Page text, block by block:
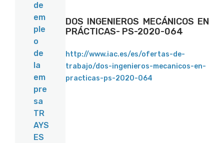
de
em
ple
o
de
la
em
pre
sa
TR
AYS
ES
DOS INGENIEROS MECÁNICOS EN
PRÁCTICAS- PS-2020-064
http://www.iac.es/es/ofertas-de-
trabajo/dos-ingenieros-mecanicos-en-
practicas-ps-2020-064